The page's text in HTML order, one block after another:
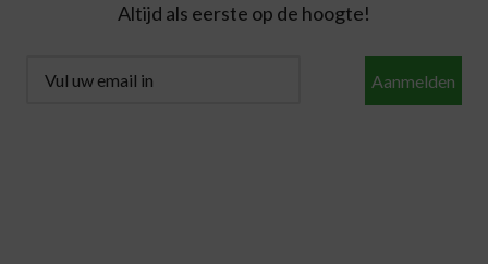
Altijd als eerste op de hoogte!
Aanmelden